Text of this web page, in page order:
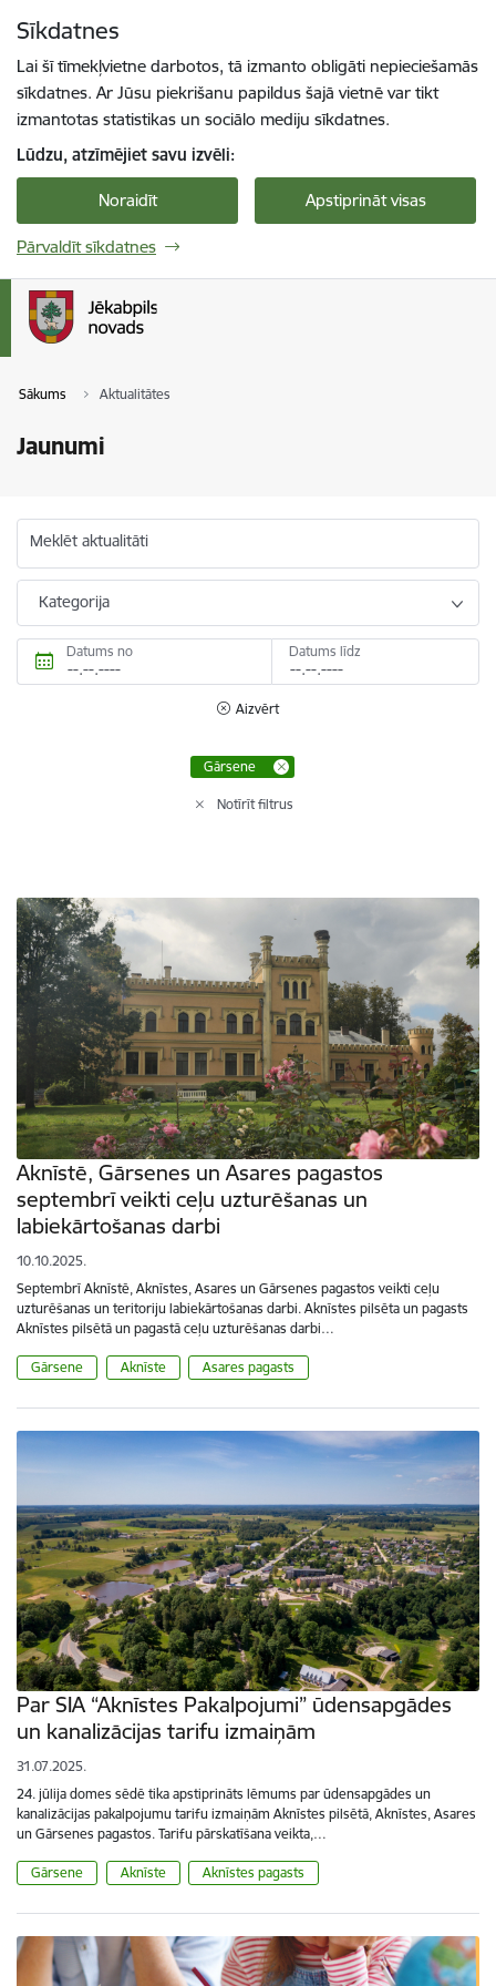
Sīkdatnes
Lai šī tīmekļvietne darbotos, tā izmanto obligāti nepieciešamās
sīkdatnes. Ar Jūsu piekrišanu papildus šajā vietnē var tikt
izmantotas statistikas un sociālo mediju sīkdatnes.
Lūdzu, atzīmējiet savu izvēli:
Noraidīt Apstiprināt visas
Pārvaldīt sīkdatnes
Sākums Aktualitātes
Jaunumi
Meklēt aktualitāti
Kategorija
Datums no Datums līdz
Aizvērt
Gārsene
Notīrīt filtrus
Aknīstē, Gārsenes un Asares pagastos
septembrī veikti ceļu uzturēšanas un
labiekārtošanas darbi
10.10.2025.
Septembrī Aknīstē, Aknīstes, Asares un Gārsenes pagastos veikti ceļu
uzturēšanas un teritoriju labiekārtošanas darbi. Aknīstes pilsēta un pagasts
Aknīstes pilsētā un pagastā ceļu uzturēšanas darbi…
Gārsene Aknīste Asares pagasts
Par SIA “Aknīstes Pakalpojumi” ūdensapgādes
un kanalizācijas tarifu izmaiņām
31.07.2025.
24. jūlija domes sēdē tika apstiprināts lēmums par ūdensapgādes un
kanalizācijas pakalpojumu tarifu izmaiņām Aknīstes pilsētā, Aknīstes, Asares
un Gārsenes pagastos. Tarifu pārskatīšana veikta,…
Gārsene Aknīste Aknīstes pagasts